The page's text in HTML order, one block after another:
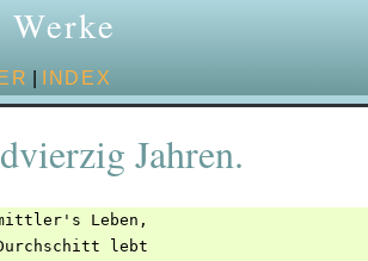
INDEX
Jahren.
Leben,
lebt